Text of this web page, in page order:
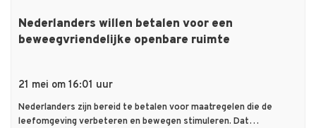
Nederlanders willen betalen voor een
beweegvriendelijke openbare ruimte
21 mei om 16:01 uur
Nederlanders zijn bereid te betalen voor maatregelen die de
leefomgeving verbeteren en bewegen stimuleren. Dat…